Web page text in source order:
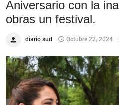
Aniversario con la
obras un festival.
diario sud Octubre 22, 2024